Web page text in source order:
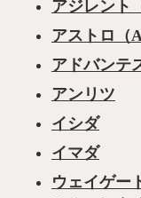
アジレント
アストロ（
アドバンテ
アンリツ
イシダ
イマダ
ウェイゲー